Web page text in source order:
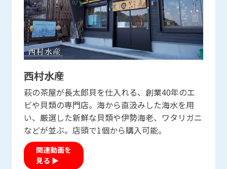
西村水産
萩の茶屋が長太郎貝を仕入れる、創業40年のエ
ビや貝類の専門店。海から直汲みした海水を用
い、厳選した新鮮な貝類や伊勢海老、ワタリガニ
などが並ぶ。店頭で1個から購入可能。
関連動画を
見る ▶